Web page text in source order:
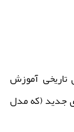
آموزش
(که مدل